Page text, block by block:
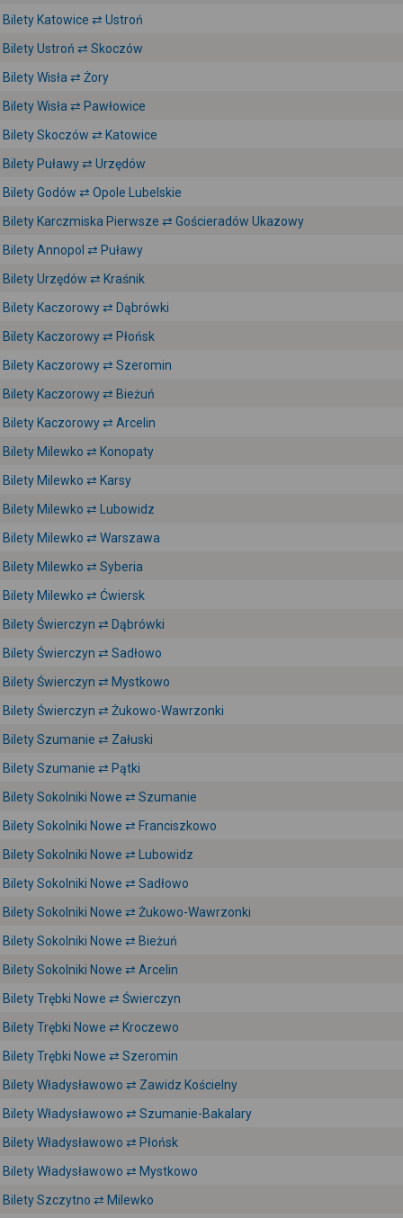
Bilety Katowice ⇄ Ustroń
Bilety Ustroń ⇄ Skoczów
Bilety Wisła ⇄ Żory
Bilety Wisła ⇄ Pawłowice
Bilety Skoczów ⇄ Katowice
Bilety Puławy ⇄ Urzędów
Bilety Godów ⇄ Opole Lubelskie
Bilety Karczmiska Pierwsze ⇄ Gościeradów Ukazowy
Bilety Annopol ⇄ Puławy
Bilety Urzędów ⇄ Kraśnik
Bilety Kaczorowy ⇄ Dąbrówki
Bilety Kaczorowy ⇄ Płońsk
Bilety Kaczorowy ⇄ Szeromin
Bilety Kaczorowy ⇄ Bieżuń
Bilety Kaczorowy ⇄ Arcelin
Bilety Milewko ⇄ Konopaty
Bilety Milewko ⇄ Karsy
Bilety Milewko ⇄ Lubowidz
Bilety Milewko ⇄ Warszawa
Bilety Milewko ⇄ Syberia
Bilety Milewko ⇄ Ćwiersk
Bilety Świerczyn ⇄ Dąbrówki
Bilety Świerczyn ⇄ Sadłowo
Bilety Świerczyn ⇄ Mystkowo
Bilety Świerczyn ⇄ Żukowo-Wawrzonki
Bilety Szumanie ⇄ Załuski
Bilety Szumanie ⇄ Pątki
Bilety Sokolniki Nowe ⇄ Szumanie
Bilety Sokolniki Nowe ⇄ Franciszkowo
Bilety Sokolniki Nowe ⇄ Lubowidz
Bilety Sokolniki Nowe ⇄ Sadłowo
Bilety Sokolniki Nowe ⇄ Żukowo-Wawrzonki
Bilety Sokolniki Nowe ⇄ Bieżuń
Bilety Sokolniki Nowe ⇄ Arcelin
Bilety Trębki Nowe ⇄ Świerczyn
Bilety Trębki Nowe ⇄ Kroczewo
Bilety Trębki Nowe ⇄ Szeromin
Bilety Władysławowo ⇄ Zawidz Kościelny
Bilety Władysławowo ⇄ Szumanie-Bakalary
Bilety Władysławowo ⇄ Płońsk
Bilety Władysławowo ⇄ Mystkowo
Bilety Szczytno ⇄ Milewko